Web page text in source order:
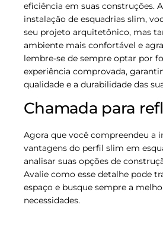
eficiência em suas construções.
instalação de esquadrias slim,
seu projeto arquitetônico, mas
ambiente mais confortável e
lembre-se de sempre optar por
experiência comprovada,
qualidade e a durabilidade das
Chamada para
Agora que você compreendeu a
vantagens do perfil slim em
analisar suas opções de
Avalie como esse detalhe pode
espaço e busque sempre a
necessidades.